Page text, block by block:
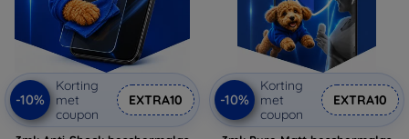
-10%
Korting
met
coupon
EXTRA10 -10%
Korting
met
coupon
EXTRA10